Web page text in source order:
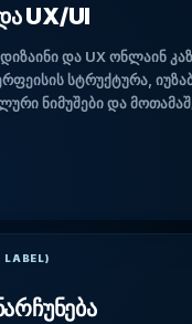
UX/UI
და UX ონლაინ
სტრუქტურა,
ნიმუშები და
LABEL)